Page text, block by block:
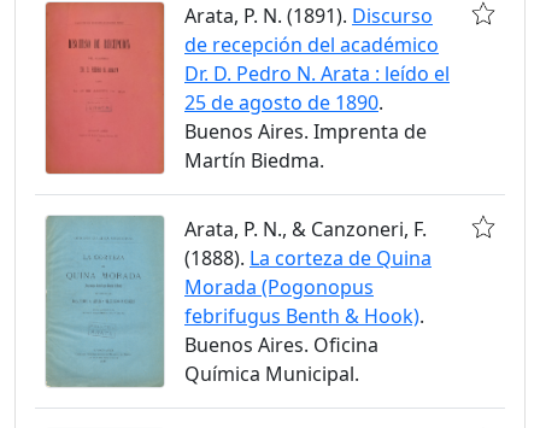
Arata, P. N. (1891). Discurso
de recepción del académico
Dr. D. Pedro N. Arata : leído el
25 de agosto de 1890.
Buenos Aires. Imprenta de
Martín Biedma.
Arata, P. N., & Canzoneri, F.
(1888). La corteza de Quina
Morada (Pogonopus
febrifugus Benth & Hook).
Buenos Aires. Oficina
Química Municipal.